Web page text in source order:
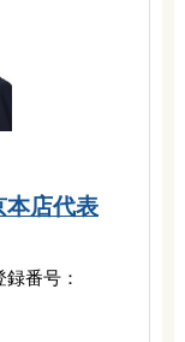
本店代表
録番号：